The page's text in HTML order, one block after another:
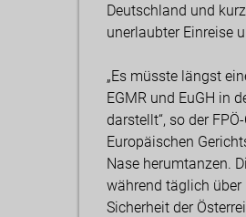
Deutschland und
unerlaubter Einreise
„Es müsste längst
EGMR und EuGH in
darstellt“, so der
Europäischen
Nase herumtanzen.
während täglich
Sicherheit der